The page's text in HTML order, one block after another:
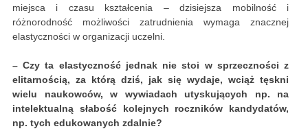
miejsca i czasu kształcenia – dzisiejsza mobilność i
różnorodność możliwości zatrudnienia wymaga znacznej
elastyczności w organizacji uczelni.
– Czy ta elastyczność jednak nie stoi w sprzeczności z
elitarnością, za którą dziś, jak się wydaje, wciąż tęskni
wielu naukowców, w wywiadach utyskujących np. na
intelektualną słabość kolejnych roczników kandydatów,
np. tych edukowanych zdalnie?